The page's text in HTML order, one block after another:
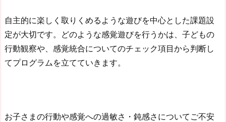
自主的に楽しく取りくめるような遊びを中心とした課題設
定が大切です。どのような感覚遊びを行うかは、子どもの
行動観察や、感覚統合についてのチェック項目から判断し
てプログラムを立てていきます。
お子さまの行動や感覚への過敏さ・鈍感さについてご不安